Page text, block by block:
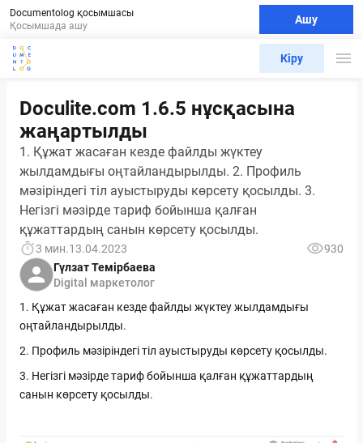
Documentolog қосымшасы
Қосымшада ашу
Ашу
Кіру
Doculite.com 1.6.5 нұсқасына
жаңартылды
1. Құжат жасаған кезде файлды жүктеу
жылдамдығы оңтайландырылды. 2. Профиль
мәзіріндегі тіл ауыстыруды көрсету қосылды. 3.
Негізгі мәзірде тариф бойынша қалған
құжаттардың санын көрсету қосылды.
3 мин.13.04.2023
930
Гүлзат Темірбаева
Digital маркетолог
1. Құжат жасаған кезде файлды жүктеу жылдамдығы
оңтайландырылды.
2. Профиль мәзіріндегі тіл ауыстыруды көрсету қосылды.
3. Негізгі мәзірде тариф бойынша қалған құжаттардың
санын көрсету қосылды.